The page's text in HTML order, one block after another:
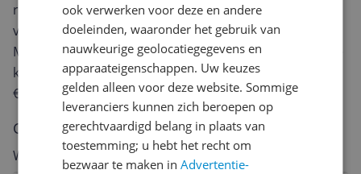
review. Afhankelijk van de details duurt het schrijven
van een review gemiddeld tussen de 3 en 10 minuten.
Met jouw mening help je andere bezoekers een betere
keuze te maken én maak je iedere maand kans op
€250,-!
Klik hier voor de actievoorwaarden.
Cijfer
Welk cijfer geef jij dit product?
ook verwerken voor deze en andere
doeleinden, waaronder het gebruik van
nauwkeurige geolocatiegegevens en
apparaateigenschappen. Uw keuzes
gelden alleen voor deze website. Sommige
leveranciers kunnen zich beroepen op
gerechtvaardigd belang in plaats van
toestemming; u hebt het recht om
bezwaar te maken inAdvertentie-